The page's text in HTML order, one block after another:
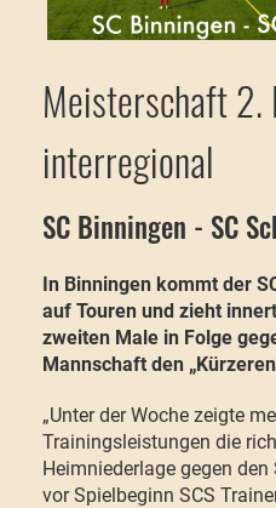
Meisterschaft 2.
interregional
SC Binningen - SC
In Binningen kommt der
auf Touren und zieht
zweiten Male in Folge
Mannschaft den
„Unter der Woche zeigte
Trainingsleistungen die
Heimniederlage gegen
vor Spielbeginn SCS